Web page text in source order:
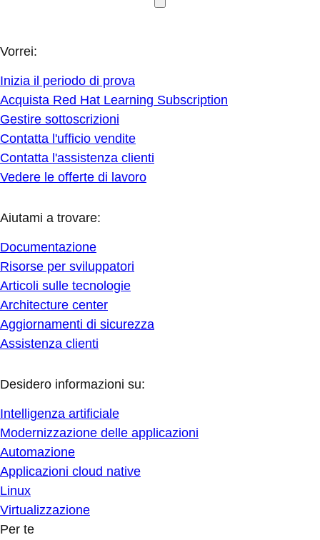
Vorrei:
Inizia il periodo di prova
Acquista Red Hat Learning Subscription
Gestire sottoscrizioni
Contatta l'ufficio vendite
Contatta l'assistenza clienti
Vedere le offerte di lavoro
Aiutami a trovare:
Documentazione
Risorse per sviluppatori
Articoli sulle tecnologie
Architecture center
Aggiornamenti di sicurezza
Assistenza clienti
Desidero informazioni su:
Intelligenza artificiale
Modernizzazione delle applicazioni
Automazione
Applicazioni cloud native
Linux
Virtualizzazione
Per te